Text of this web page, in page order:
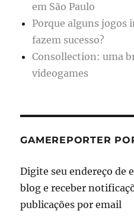
em São Paulo
Porque alguns jogos
fazem sucesso?
Consollection: uma
videogames
GAMEREPORTER
Digite seu endereço de
blog e receber
publicações por email